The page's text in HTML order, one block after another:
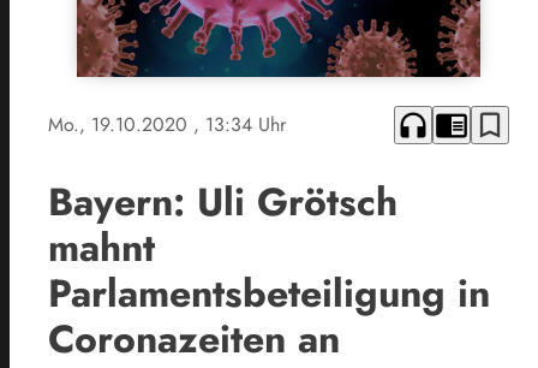
Mo., 19.10.2020 , 13:34 Uhr headphones chrome_reader_mode bookmark_border
Bayern: Uli Grötsch
mahnt
Parlamentsbeteiligung in
Coronazeiten an